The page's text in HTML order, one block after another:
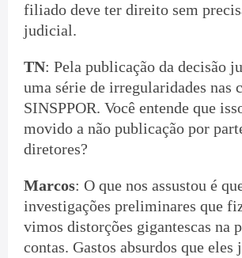
filiado deve ter direito sem
judicial.
TN: Pela publicação da decisão
uma série de irregularidades nas
SINSPPOR. Você entende que
movido a não publicação por
diretores?
Marcos: O que nos assustou é
investigações preliminares que
vimos distorções gigantescas na
contas. Gastos absurdos que eles